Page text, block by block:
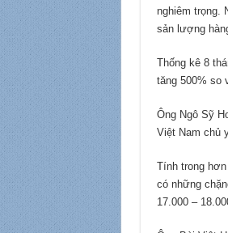
nghiêm trọng.
sản lượng
Thống kê 8
tăng 500% so
Ông Ngô Sỹ
Việt Nam chủ
Tính trong
có những
17.000 –